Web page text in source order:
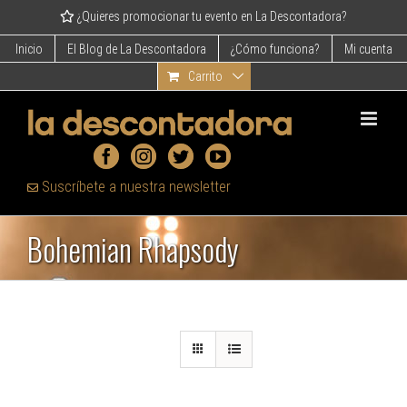
content
¿Quieres promocionar tu evento en La Descontadora?
Inicio El Blog de La Descontadora ¿Cómo funciona?
Mi cuenta
Carrito
Suscríbete a nuestra newsletter
Bohemian Rhapsody